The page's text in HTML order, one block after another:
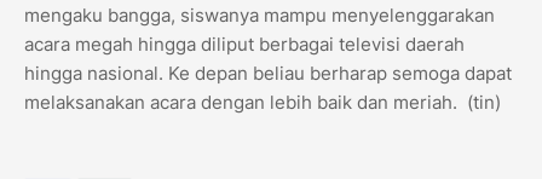
mengaku bangga, siswanya mampu menyelenggarakan
acara megah hingga diliput berbagai televisi daerah
hingga nasional. Ke depan beliau berharap semoga dapat
melaksanakan acara dengan lebih baik dan meriah. (tin)